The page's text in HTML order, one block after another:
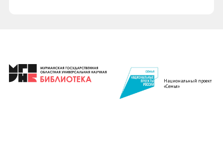
Национальный проект
«Семья»